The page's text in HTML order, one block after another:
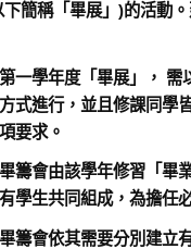
簡稱「畢展」)的活動
一學年度「畢展」， 需
式進行，並且修課同學
要求。
籌會由該學年修習「畢
學生共同組成，為擔任
籌會依其需要分別建立